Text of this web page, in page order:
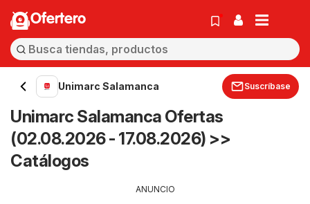
Ofertero
Unimarc Salamanca Suscríbase
Unimarc Salamanca Ofertas
(02.08.2026 - 17.08.2026) >>
Catálogos
ANUNCIO